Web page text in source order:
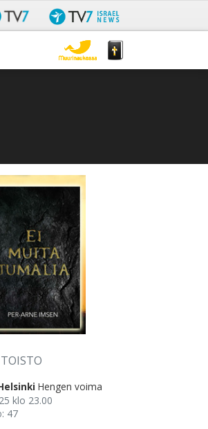
Hengen voima
klo 23.00
47